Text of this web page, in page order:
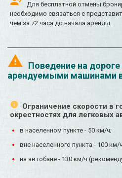
Для бесплатной отмены
необходимо связаться с
чем за 72 часа до начала аренды.
Поведение на
арендуемыми машинами
Ограничение скорости в
окрестностях для легковых
в населенном пункте - 50 км/ч;
вне населенного пункта - 100 км/
на автобане - 130 км/ч